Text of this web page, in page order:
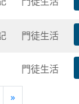
門徒生活
門徒生活
»